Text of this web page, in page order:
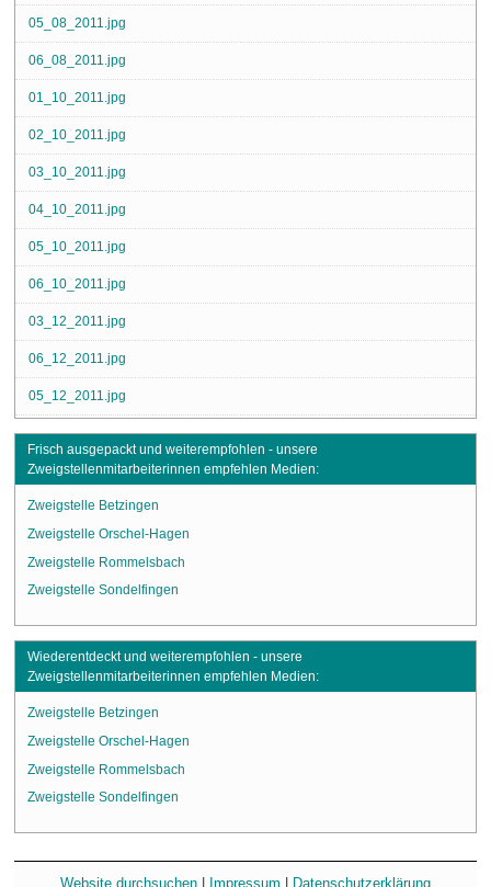
05_08_2011.jpg
06_08_2011.jpg
01_10_2011.jpg
02_10_2011.jpg
03_10_2011.jpg
04_10_2011.jpg
05_10_2011.jpg
06_10_2011.jpg
03_12_2011.jpg
06_12_2011.jpg
05_12_2011.jpg
Frisch ausgepackt und weiterempfohlen - unsere
Zweigstellenmitarbeiterinnen empfehlen Medien:
Zweigstelle Betzingen
Zweigstelle Orschel-Hagen
Zweigstelle Rommelsbach
Zweigstelle Sondelfingen
Wiederentdeckt und weiterempfohlen - unsere
Zweigstellenmitarbeiterinnen empfehlen Medien:
Zweigstelle Betzingen
Zweigstelle Orschel-Hagen
Zweigstelle Rommelsbach
Zweigstelle Sondelfingen
Website durchsuchen Impressum Datenschutzerklärung